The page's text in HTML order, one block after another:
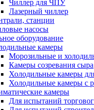
Чиллер для ЧПУ
Лазерный чиллер
станции
насосы
оборудование
камеры
Морозильные и
Камеры созревания сыра
Холодильные камеры
Холодильные камеры с
камеры
Для испытаний